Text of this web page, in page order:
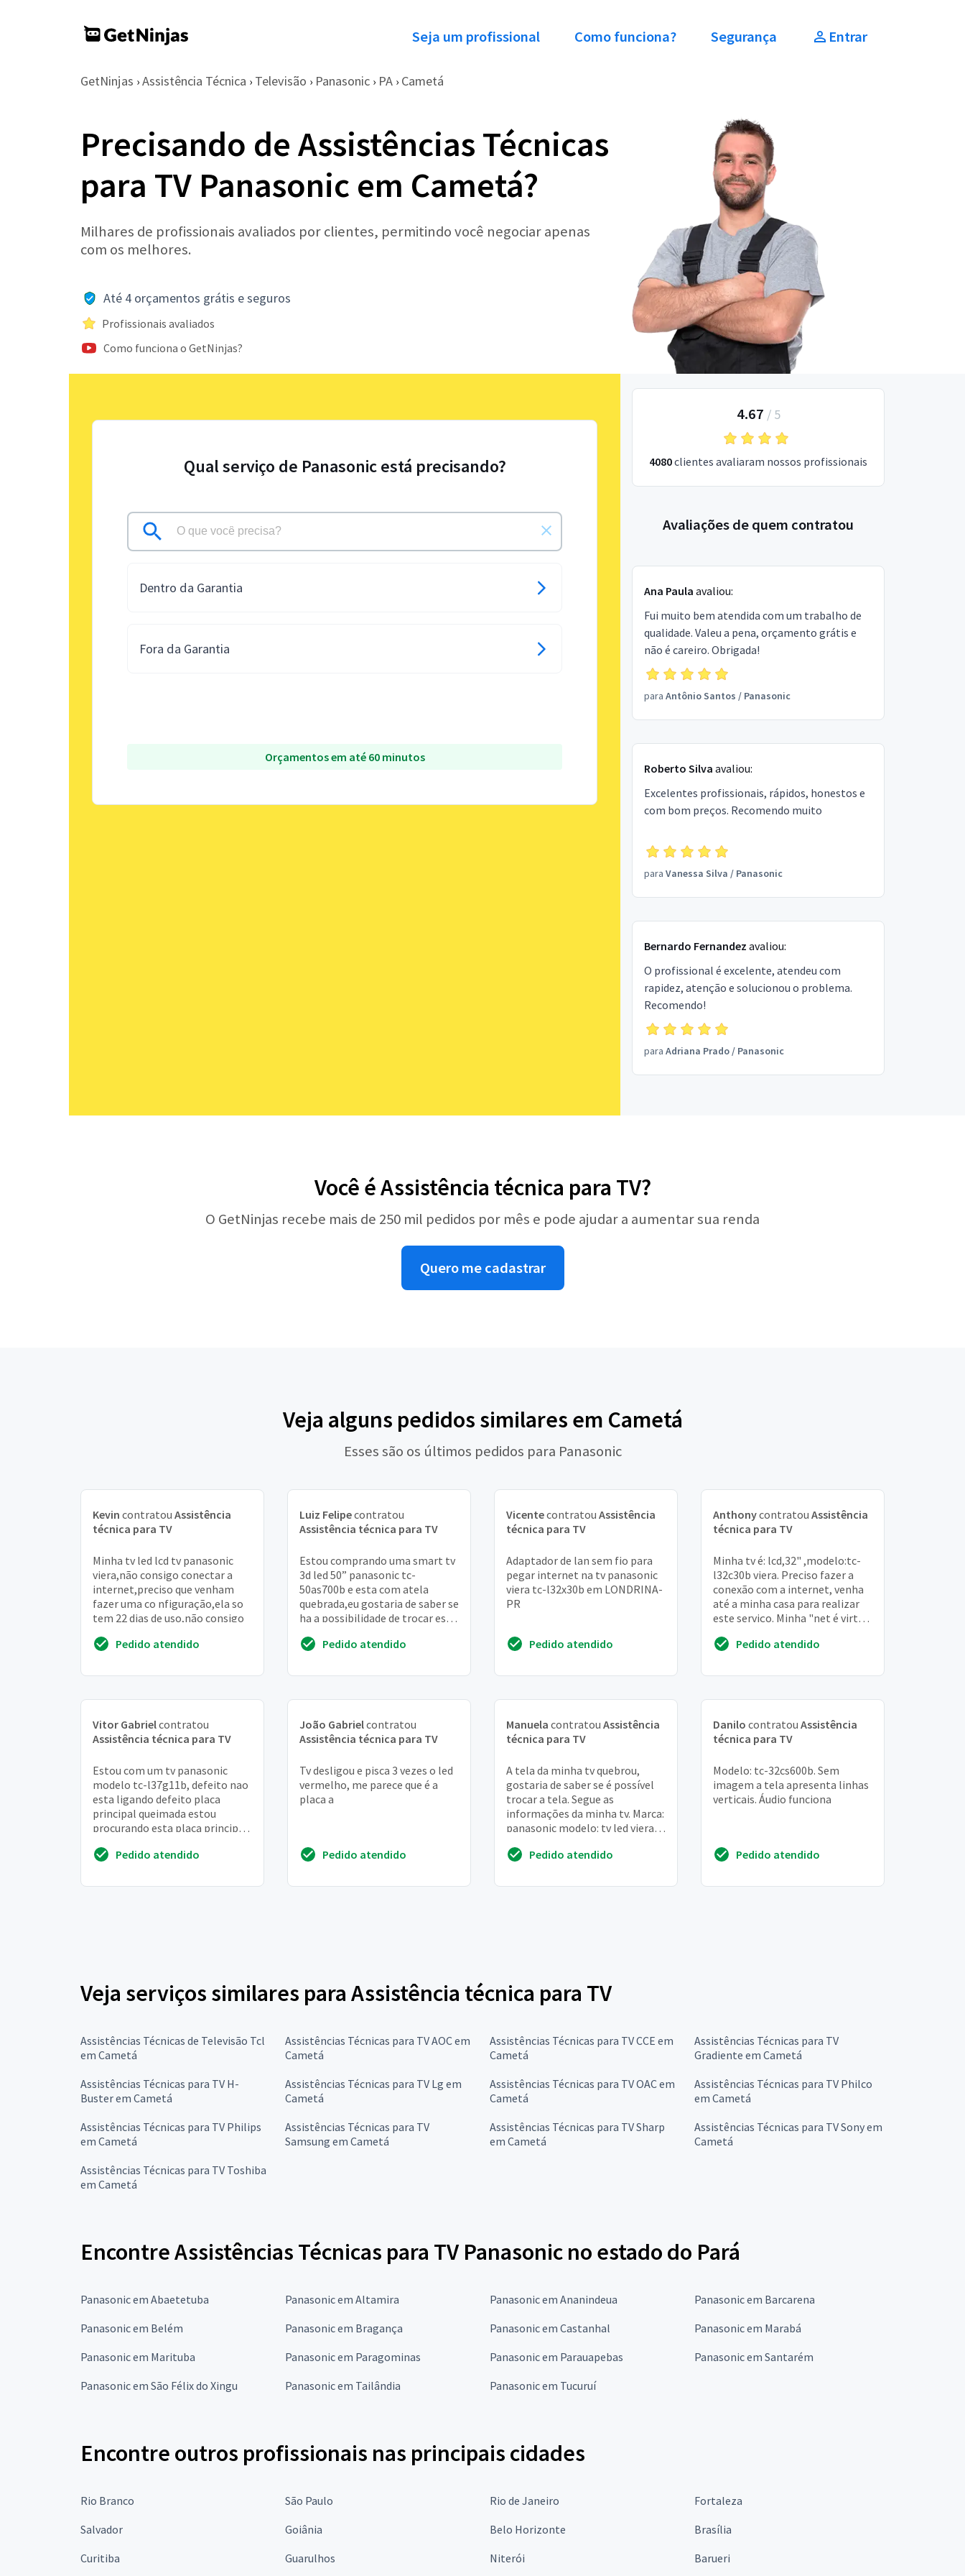
Seja um profissional Como funciona? Segurança Entrar
GetNinjas › Assistência Técnica › Televisão › Panasonic › PA › Cametá
Precisando de Assistências Técnicas
para TV Panasonic em Cametá?
Milhares de profissionais avaliados por clientes, permitindo você negociar apenas
com os melhores.
Até 4 orçamentos grátis e seguros
Profissionais avaliados
Como funciona o GetNinjas?
Qual serviço de Panasonic está precisando?
Dentro da Garantia
Fora da Garantia
Orçamentos em até 60 minutos
4.67 / 5
4080clientes avaliaram nossos profissionais
Avaliações de quem contratou
Ana Paula avaliou:
Fui muito bem atendida com um trabalho de
qualidade. Valeu a pena, orçamento grátis e
não é careiro. Obrigada!
para Antônio Santos / Panasonic
Roberto Silva avaliou:
Excelentes profissionais, rápidos, honestos e
com bom preços. Recomendo muito
para Vanessa Silva / Panasonic
Bernardo Fernandez avaliou:
O profissional é excelente, atendeu com
rapidez, atenção e solucionou o problema.
Recomendo!
para Adriana Prado/ Panasonic
Você é Assistência técnica para TV?
O GetNinjas recebe mais de 250 mil pedidos por mês e pode ajudar a aumentar sua renda
Quero me cadastrar
Veja alguns pedidos similares em Cametá
Esses são os últimos pedidos para Panasonic
Kevin contratou Assistência
técnica para TV
Minha tv led lcd tv panasonic
viera,não consigo conectar a
internet,preciso que venham
fazer uma co nfiguração,ela so
tem 22 dias de uso,não consigo
Pedido atendido
Luiz Felipecontratou
Assistência técnica para TV
Estou comprando uma smart tv
3d led 50” panasonic tc-
50as700b e esta com atela
quebrada,eu gostaria de saber se
ha a possibilidade de trocar esta
Pedido atendido
Vicentecontratou Assistência
técnica para TV
Adaptador de lan sem fio para
pegar internet na tv panasonic
viera tc-l32x30b em LONDRINA-
PR
Pedido atendido
Anthonycontratou Assistência
técnica para TV
Minha tv é: lcd,32" ,modelo:tc-
l32c30b viera. Preciso fazer a
conexão com a internet, venha
até a minha casa para realizar
este serviço. Minha "net é virtua
Pedido atendido
Vitor Gabrielcontratou
Assistência técnica para TV
Estou com um tv panasonic
modelo tc-l37g11b, defeito nao
esta ligando defeito placa
principal queimada estou
procurando esta placa principal
Pedido atendido
João Gabrielcontratou
Assistência técnica para TV
Tv desligou e pisca 3 vezes o led
vermelho, me parece que é a
placa a
Pedido atendido
Manuela contratou Assistência
técnica para TV
A tela da minha tv quebrou,
gostaria de saber se é possível
trocar a tela. Segue as
informações da minha tv. Marca:
panasonic modelo: tv led viera
Pedido atendido
Danilo contratou Assistência
técnica para TV
Modelo: tc-32cs600b. Sem
imagem a tela apresenta linhas
verticais. Áudio funciona
Pedido atendido
Veja serviços similares para Assistência técnica para TV
Assistências Técnicas de Televisão Tcl
em Cametá
Assistências Técnicas para TV AOC em
Cametá
Assistências Técnicas para TV CCE em
Cametá
Assistências Técnicas para TV
Gradiente em Cametá
Assistências Técnicas para TV H-
Buster em Cametá
Assistências Técnicas para TV Lg em
Cametá
Assistências Técnicas para TV OAC em
Cametá
Assistências Técnicas para TV Philco
em Cametá
Assistências Técnicas para TV Philips
em Cametá
Assistências Técnicas para TV
Samsung em Cametá
Assistências Técnicas para TV Sharp
em Cametá
Assistências Técnicas para TV Sony em
Cametá
Assistências Técnicas para TV Toshiba
em Cametá
Encontre Assistências Técnicas para TV Panasonic no estado do Pará
Panasonic em Abaetetuba Panasonic em Altamira Panasonic em Ananindeua
Panasonic em Barcarena
Panasonic em Belém
Panasonic em Bragança Panasonic em Castanhal
Panasonic em Marabá
Panasonic em Marituba
Panasonic em Paragominas Panasonic em Parauapebas
Panasonic em Santarém
Panasonic em São Félix do Xingu
Panasonic em Tailândia Panasonic em Tucuruí
Encontre outros profissionais nas principais cidades
Rio Branco São Paulo Rio de Janeiro
Fortaleza
Salvador
Goiânia Belo Horizonte
Brasília
Curitiba
Guarulhos Niterói Barueri